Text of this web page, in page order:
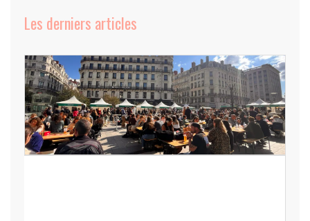
Les derniers articles